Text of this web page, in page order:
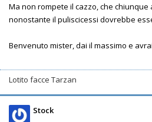
Ma non rompete il cazzo, che chiunque
nonostante il puliscicessi dovrebbe
Benvenuto mister, dai il massimo e
Lotito facce Tarzan
Stock